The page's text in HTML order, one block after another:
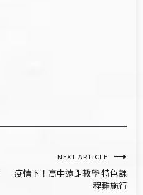
NEXT ARTICLE
疫情下！高中遠距教學 特色課
程難施行